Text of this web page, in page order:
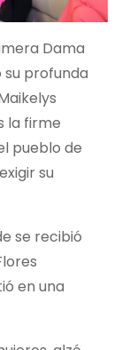
Dama
su profunda
la firme
pueblo de
su
se recibió
en una